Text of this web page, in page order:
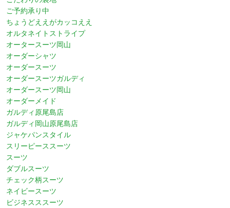
ご予約承り中
ちょうどええがカッコええ
オルタネイトストライプ
オータースーツ岡山
オーダーシャツ
オーダースーツ
オーダースーツガルディ
オーダースーツ岡山
オーダーメイド
ガルディ原尾島店
ガルディ岡山原尾島店
ジャケパンスタイル
スリーピーススーツ
スーツ
ダブルスーツ
チェック柄スーツ
ネイビースーツ
ビジネスススーツ